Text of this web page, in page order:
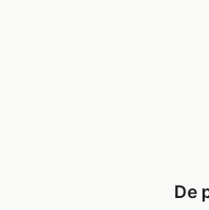
De